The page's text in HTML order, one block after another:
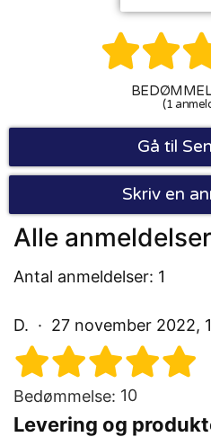

(1
Gå til
Skriv en
Alle anmeldelser
Antal anmeldelser: 1
D. 27 november 2022,
Bedømmelse: 10
Levering og